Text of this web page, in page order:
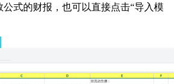
式的财报，也可以直接点击“导入模